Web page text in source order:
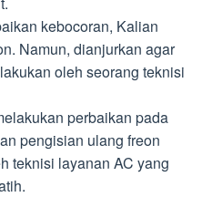
kebocoran, Kalian
Namun, dianjurkan agar
oleh seorang teknisi
perbaikan pada
pengisian ulang freon
teknisi layanan AC yang